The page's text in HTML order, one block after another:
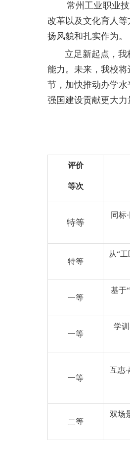
常州工业职业
改革以及文化育人
扬风貌和扎实作为。
立足新起点，我校
能力。未来，我校
节，加快推动办学
强国建设贡献更大力
评价
等次
特等
同标
特等
从“工
一等
基于
一等
学
一等
互惠
二等
双场